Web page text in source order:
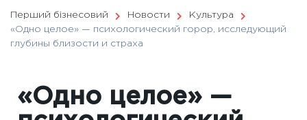
Перший бізнесовий Новости
Культура
«Одно целое» — психологический горор, исследующий
глубины близости и страха
«Одно целое» —